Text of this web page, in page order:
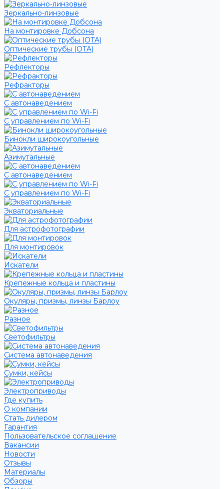
Зеркально-линзовые
На монтировке Добсона
Оптические трубы (OTA)
Рефлекторы
Рефракторы
С автонаведением
С управлением по Wi-Fi
Бинокли широкоугольные
Азимутальные
С автонаведением
С управлением по Wi-Fi
Экваториальные
Для астрофотографии
Для монтировок
Искатели
Крепежные кольца и пластины
Окуляры, призмы, линзы Барлоу
Разное
Светофильтры
Система автонаведения
Сумки, кейсы
Электроприводы
Где купить
О компании
Стать дилером
Гарантия
Пользовательское соглашение
Вакансии
Новости
Отзывы
Материалы
Обзоры